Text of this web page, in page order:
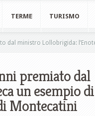
TERME TURISMO
dal ministro Lollobrigida:
premiato dal
un esempio di
Montecatini